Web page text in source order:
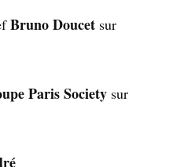
Bruno Doucet sur
Paris Society sur